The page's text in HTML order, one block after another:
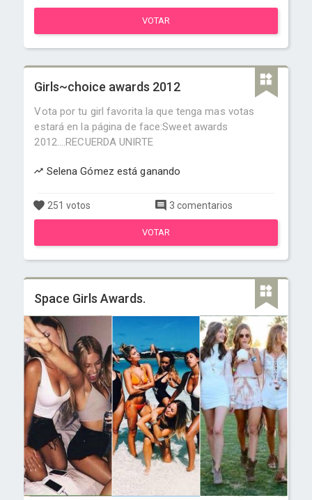
VOTAR
Girls~choice awards 2012
Vota por tu girl favorita la que tenga mas votas
estará en la página de face:Sweet awards
2012....RECUERDA UNIRTE
Selena Gómez está ganando
251 votos 3 comentarios
VOTAR
Space Girls Awards.